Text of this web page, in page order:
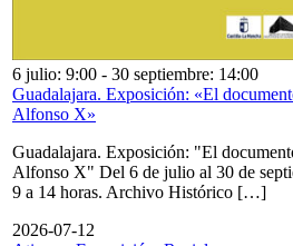
6 julio: 9:00 - 30 septiembre: 14:00
Guadalajara. Exposición: «El
Alfonso X»
Guadalajara. Exposición: "El
Alfonso X" Del 6 de julio al 30 de
9 a 14 horas. Archivo Histórico […]
2026-07-12